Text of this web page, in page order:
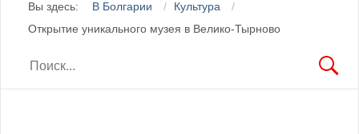
Вы здесь: В Болгарии
Культура
Открытие уникального музея в Велико-Тырново